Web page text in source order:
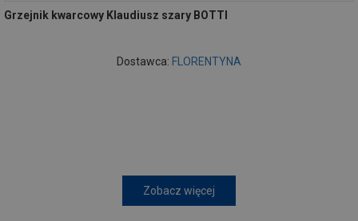
Grzejnik kwarcowy Klaudiusz szary BOTTI
Dostawca: FLORENTYNA
Zobacz więcej